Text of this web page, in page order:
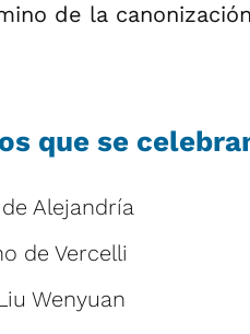
de la
que se
Alejandría
de Vercelli
Wenyuan